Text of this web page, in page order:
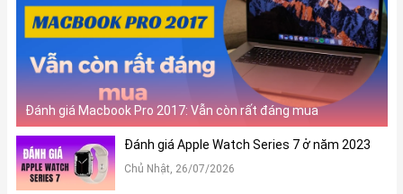
Đánh giá Macbook Pro 2017: Vẫn còn rất đáng mua
Đánh giá Apple Watch Series 7 ở năm 2023
Chủ Nhật, 26/07/2026